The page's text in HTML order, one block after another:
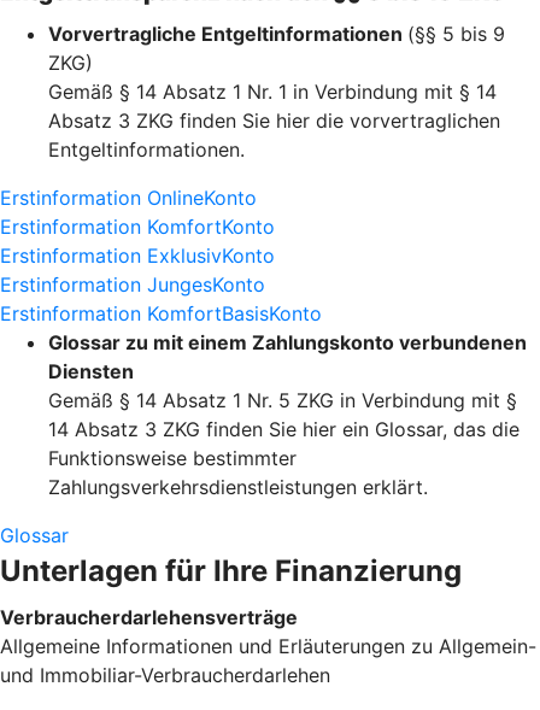
Vorvertragliche Entgeltinformationen (§§ 5 bis 9
ZKG)
Gemäß § 14 Absatz 1 Nr. 1 in Verbindung mit § 14
Absatz 3 ZKG finden Sie hier die vorvertraglichen
Entgeltinformationen.
Erstinformation OnlineKonto
Erstinformation KomfortKonto
Erstinformation ExklusivKonto
Erstinformation JungesKonto
Erstinformation KomfortBasisKonto
Glossar zu mit einem Zahlungskonto verbundenen
Diensten
Gemäß § 14 Absatz 1 Nr. 5 ZKG in Verbindung mit §
14 Absatz 3 ZKG finden Sie hier ein Glossar, das die
Funktionsweise bestimmter
Zahlungsverkehrsdienstleistungen erklärt.
Glossar
Unterlagen für Ihre Finanzierung
Verbraucherdarlehensverträge
Allgemeine Informationen und Erläuterungen zu Allgemein-
und Immobiliar-Verbraucherdarlehen